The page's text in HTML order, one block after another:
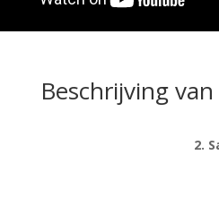
Beschrijving
2.